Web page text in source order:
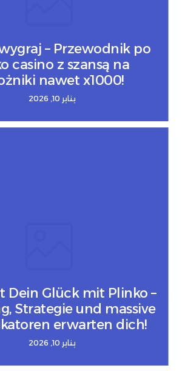
– Przewodnik po
casino z szansą na
nawet x1000!
يناير 10, 2026
Dein Glück mit Plinko –
Strategie und massive
erwarten dich!
يناير 10, 2026